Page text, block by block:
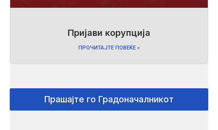
Пријави корупција
ПРОЧИТАЈТЕ ПОВЕЌЕ »
Прашајте го Градоначалникот